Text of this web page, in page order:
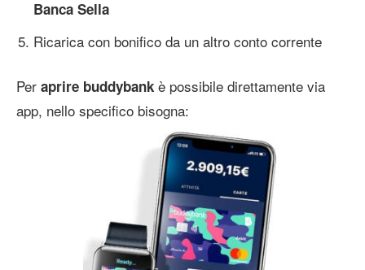
Banca Sella
Ricarica con bonifico da un altro conto corrente
Per aprire buddybank è possibile direttamente via
app, nello specifico bisogna: